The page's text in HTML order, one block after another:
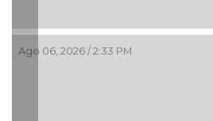
Ago 06, 2026 / 2:33 PM